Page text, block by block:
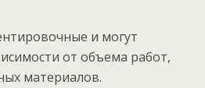
и могут
от объема работ,
материалов.